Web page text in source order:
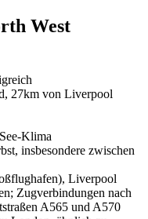
West
27km von Liverpool
Klima
insbesondere zwischen
Liverpool
Zugverbindungen nach
A565 und A570